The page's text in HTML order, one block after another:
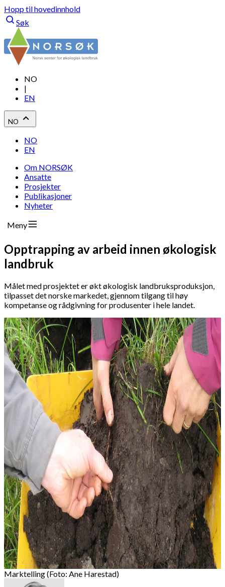
Hopp til hovedinnhold
Søk
NO
|
EN
NO
NO
EN
Om NORSØK
Ansatte
Prosjekter
Publikasjoner
Nyheter
Meny
Opptrapping av arbeid innen økologisk
landbruk
Målet med prosjektet er økt økologisk landbruksproduksjon,
tilpasset det norske markedet, gjennom tilgang til høy
kompetanse og rådgivning for produsenter i hele landet.
Marktelling (Foto: Ane Harestad)